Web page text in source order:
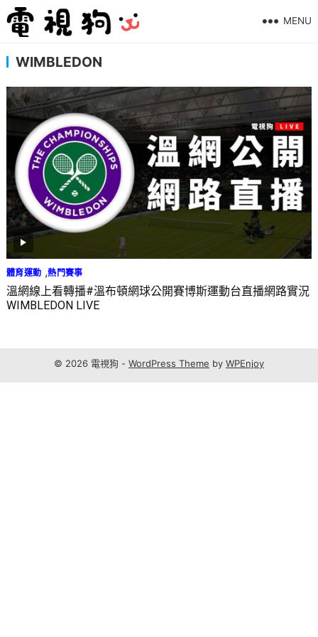
MENU
WIMBLEDON
體育運動 ,熱門賽事
溫網線上看轉播#溫布頓網球公開賽博斯運動台直播網路實況
WIMBLEDON LIVE
© 2026 電視狗 - WordPress Theme by WPEnjoy